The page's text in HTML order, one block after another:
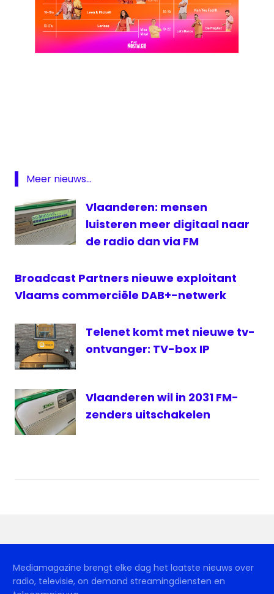
Meer nieuws...
Vlaanderen: mensen
luisteren meer digitaal naar
de radio dan via FM
Broadcast Partners nieuwe exploitant
Vlaams commerciële DAB+-netwerk
Telenet komt met nieuwe tv-
ontvanger: TV-box IP
Vlaanderen wil in 2031 FM-
zenders uitschakelen
Mediamagazine brengt elke dag het laatste nieuws over
radio, televisie, on demand streamingdiensten en